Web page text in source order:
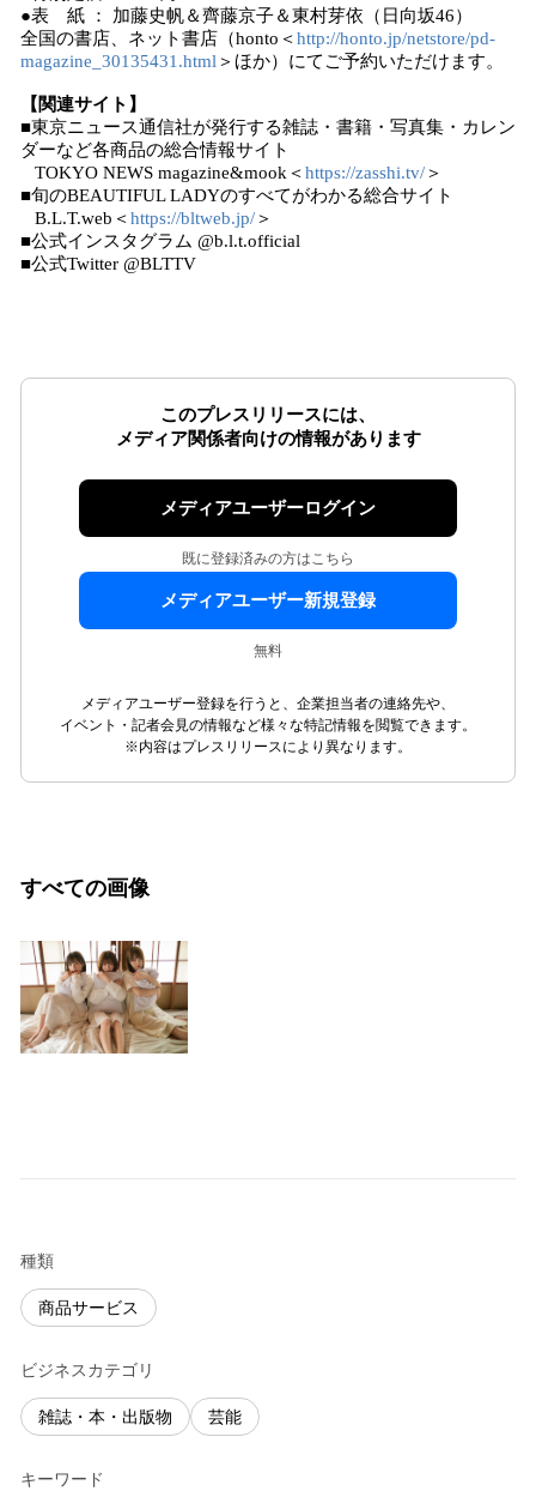
●表 紙 ： 加藤史帆＆齊藤京子＆東村芽依（日向坂46）
全国の書店、ネット書店（honto＜http://honto.jp/netstore/pd-
magazine_30135431.html ＞ほか）にてご予約いただけます。
【関連サイト】
■東京ニュース通信社が発行する雑誌・書籍・写真集・カレン
ダーなど各商品の総合情報サイト
TOKYO NEWS magazine&mook＜https://zasshi.tv/＞
■旬のBEAUTIFUL LADYのすべてがわかる総合サイト
B.L.T.web＜https://bltweb.jp/＞
■公式インスタグラム @b.l.t.official
■公式Twitter @BLTTV
このプレスリリースには、
メディア関係者向けの情報があります
メディアユーザーログイン
既に登録済みの方はこちら
メディアユーザー新規登録
無料
メディアユーザー登録を行うと、企業担当者の連絡先や、
イベント・記者会見の情報など様々な特記情報を閲覧できます。
※内容はプレスリリースにより異なります。
すべての画像
種類
商品サービス
ビジネスカテゴリ
雑誌・本・出版物 芸能
キーワード